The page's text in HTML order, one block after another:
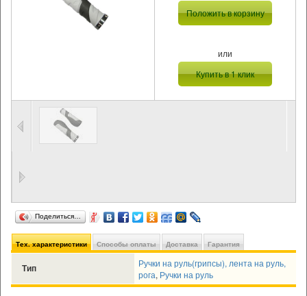
Положить в корзину
или
Купить в 1 клик
Поделиться…
Тех. характеристики Способы оплаты Доставка Гарантия
Тип
Ручки на руль(грипсы), лента на руль,
рога, Ручки на руль